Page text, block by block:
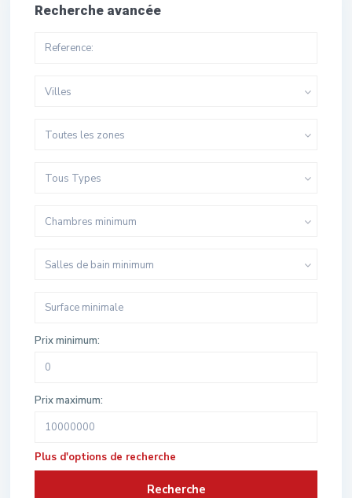
Recherche avancée
Villes
Toutes les zones
Tous Types
Chambres minimum
Salles de bain minimum
Prix minimum:
Prix maximum:
Plus d'options de recherche
Recherche